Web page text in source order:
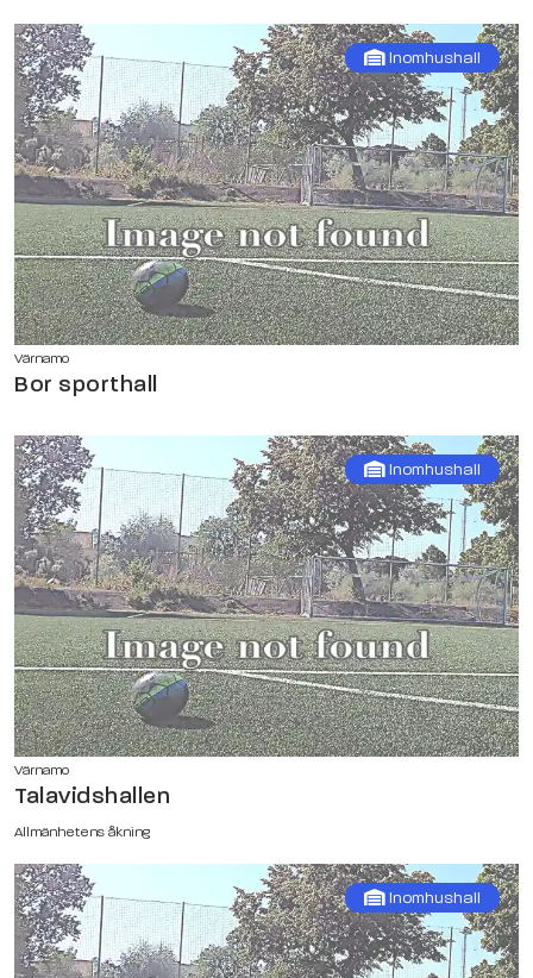
Inomhushall
Värnamo
Bor sporthall
Inomhushall
Värnamo
Talavidshallen
Allmänhetens åkning
Inomhushall